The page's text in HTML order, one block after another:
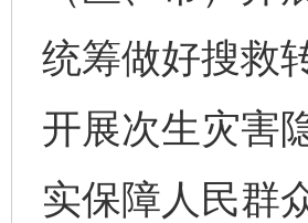
统筹做好搜救
开展次生灾害
实保障人民群